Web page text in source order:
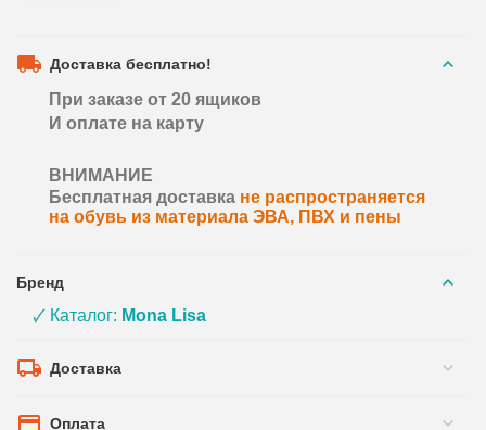
Доставка бесплатно!
При заказе от 20 ящиков
И оплате на карту
ВНИМАНИЕ
Бесплатная доставка не распространяется
на обувь из материала ЭВА, ПВХ и пены
Бренд
🗸 Каталог: Mona Lisa
Доставка
Оплата